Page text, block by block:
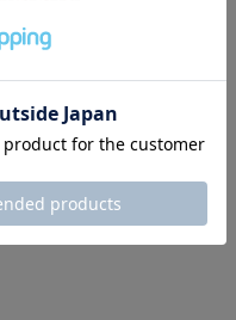
スなど細々したものが
います。